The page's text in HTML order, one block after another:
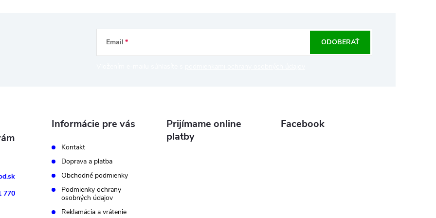
Email ODOBERAŤ
770
Informácie pre vás
Kontakt
Doprava a platba
Obchodné podmienky
Podmienky ochrany
osobných údajov
Reklamácia a vrátenie
Prijímame online
platby
Facebook